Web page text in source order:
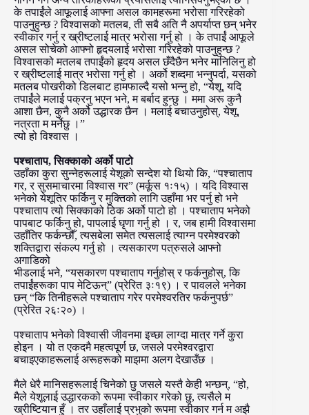
के तपाईंले आफूलाई आफ्ना असल कामहरूमा भरोसा गरिरहेको
पाउनुहुन्छ ? विश्वासको मतलब, ती सबै अति नै अपर्याप्त छन् भनेर
स्वीकार गर्नु र ख्रीष्टलाई मात्र भरोसा गर्नु हो । के तपाईं आफूले
असल सोचेको आफ्नो हृदयलाई भरोसा गरिरहेको पाउनुहुन्छ ?
विश्वासको मतलब तपाईंको हृदय असल छँदैछैन भनेर मानिलिनु हो
र ख्रीष्टलाई मात्र भरोसा गर्नु हो । अर्को शब्दमा भन्नुपर्दा, यसको
मतलब पोखरीको डिलबाट हामफाल्दै यसो भन्नु हो, “येशू, यदि
तपाईंले मलाई पक्रनु भएन भने, म बर्बाद हुन्छु । ममा अरू कुनै
आशा छैन, कुनै अर्को उद्धारक छैन । मलाई बचाउनुहोस्, येशू,
नत्रता म मर्नेछु ।”
त्यो हो विश्वास ।
पश्चाताप, सिक्काको अर्को पाटो
उहाँका कुरा सुन्नेहरूलाई येशूको सन्देश यो थियो कि, “पश्चाताप
गर, र सुसमाचारमा विश्वास गर” (मर्कूस १ः१५) । यदि विश्वास
भनेको येशूतिर फर्किनु र मुक्तिको लागि उहाँमा भर पर्नु हो भने
पश्चाताप त्यो सिक्काको ठिक अर्को पाटो हो । पश्चाताप भनेको
पापबाट फर्किनु हो, पापलाई घृणा गर्नु हो । र, जब हामी विश्वासमा
उहाँतिर फर्कन्छौँ, त्यसबेला समेत त्यसलाई त्याग्न परमेश्वरको
शक्तिद्वारा संकल्प गर्नु हो । त्यसकारण पत्रुसले आफ्नो
अगाडिको
भीडलाई भने, “यसकारण पश्चाताप गर्नुहोस् र फर्कनुहोस्, कि
तपाईंहरूका पाप मेटिऊन्” (प्रेरित ३ः१९) । र पावलले भनेका
छन् “कि तिनीहरूले पश्चाताप गरेर परमेश्वरतिर फर्कनुपर्छ”
(प्रेरित २६ः२०) ।
पश्चाताप भनेको विश्वासी जीवनमा इच्छा लाग्दा मात्र गर्ने कुरा
होइन । यो त एकदमै महत्वपूर्ण छ, जसले परमेश्वरद्वारा
बचाइएकाहरूलाई अरूहरूको माझमा अलग देखाउँछ ।
मैले धेरै मानिसहरूलाई चिनेको छु जसले यस्तै केही भन्छन्, “हो,
मैले येशूलाई उद्धारकको रूपमा स्वीकार गरेको छु, त्यसैले म
ख्रीष्टियान हुँ । तर उहाँलाई प्रभुको रूपमा स्वीकार गर्न म अझै